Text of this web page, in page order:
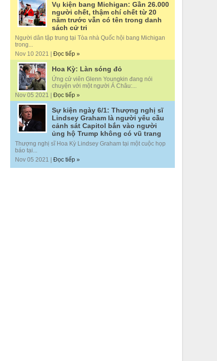
Vụ kiện bang Michigan: Gần 26.000
người chết, thậm chí chết từ 20
năm trước vẫn có tên trong danh
sách cử tri
Người dân tập trung tại Tòa nhà Quốc hội bang Michigan
trong...
Nov 10 2021 | Đọc tiếp »
Hoa Kỳ: Làn sóng đỏ
Ứng cử viên Glenn Youngkin đang nói
chuyện với một người Á Châu:...
Nov 05 2021 | Đọc tiếp »
Sự kiện ngày 6/1: Thượng nghị sĩ
Lindsey Graham là người yêu cầu
cảnh sát Capitol bắn vào người
ủng hộ Trump không có vũ trang
Thượng nghị sĩ Hoa Kỳ Lindsey Graham tại một cuộc họp
báo tại...
Nov 05 2021 | Đọc tiếp »